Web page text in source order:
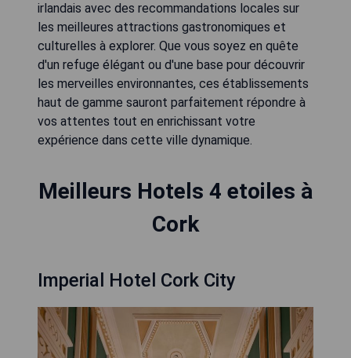
irlandais avec des recommandations locales sur
les meilleures attractions gastronomiques et
culturelles à explorer. Que vous soyez en quête
d'un refuge élégant ou d'une base pour découvrir
les merveilles environnantes, ces établissements
haut de gamme sauront parfaitement répondre à
vos attentes tout en enrichissant votre
expérience dans cette ville dynamique.
Meilleurs Hotels 4 etoiles à
Cork
Imperial Hotel Cork City